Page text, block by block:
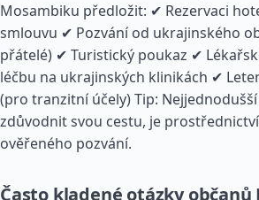
Mosambiku předložit: ✔ Rezervaci
smlouvu ✔ Pozvání od ukrajinského
přátelé) ✔ Turistický poukaz ✔
léčbu na ukrajinských klinikách ✔
(pro tranzitní účely) Tip:
zdůvodnit svou cestu, je
ověřeného pozvání.
Často kladené otázky